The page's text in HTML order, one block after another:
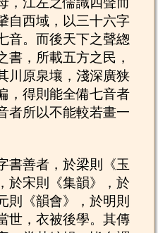
自西域，以三十六字
音。而後天下之聲緫
書，所載五方之民，
川原泉壤，淺深廣狭
，得則能全備七音者
者所以不能較若畫一
善者，於梁則《玉
於宋則《集韻》，於
則《韻會》，於明則
世，衣被後學。其傳